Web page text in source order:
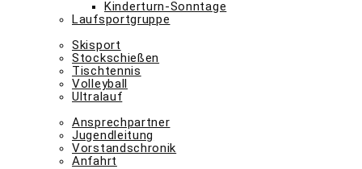
Kinderturn-Sonntage
Laufsportgruppe
Skisport
Stockschießen
Tischtennis
Volleyball
Ultralauf
Ansprechpartner
Jugendleitung
Vorstandschronik
Anfahrt